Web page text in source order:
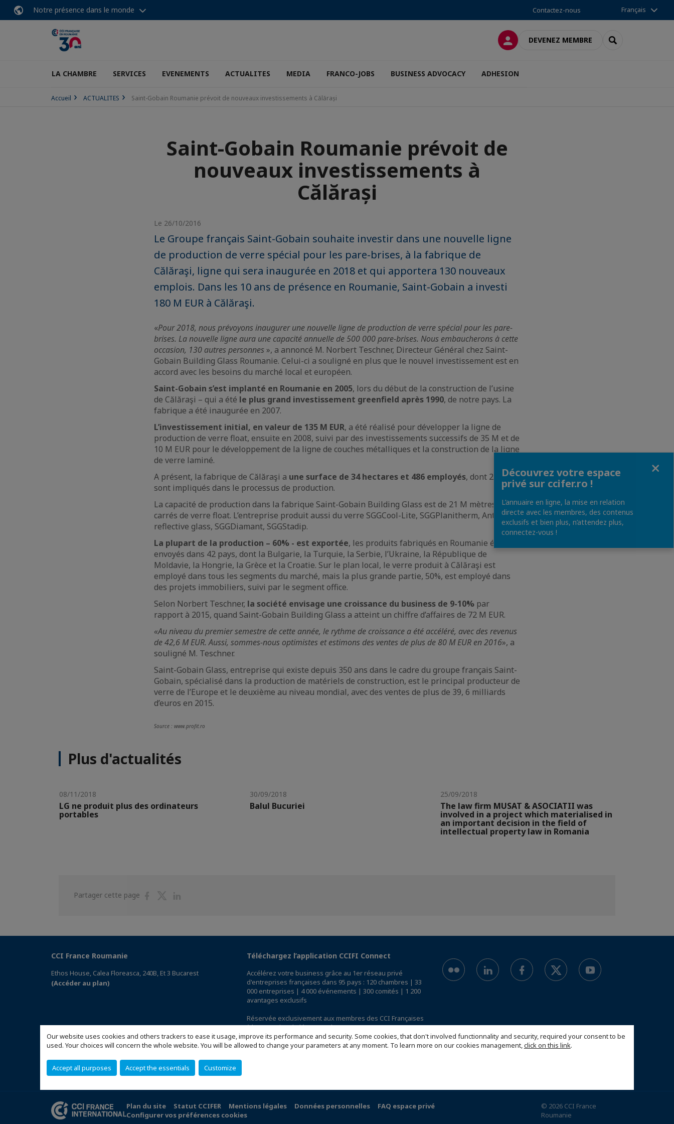
Our website uses cookies and others trackers to ease it usage, improve its performance and security. Some cookies, that don't involved functionnality and security, required your consent to be
used. Your choices will concern the whole website. You will be allowed to change your parameters at any moment. To learn more on our cookies management,click on this link.
Accept all purposes Accept the essentials Customize
Notre présence dans le monde Contactez-nous Français
CONNEXIONDEVENEZ MEMBRE RECHERCHER
LA CHAMBRE SERVICES EVENEMENTS ACTUALITES MEDIA FRANCO-JOBS BUSINESS ADVOCACY ADHESION
Accueil ACTUALITES Saint-Gobain Roumanie prévoit de nouveaux investissements à Călărași
Saint-Gobain Roumanie prévoit de
nouveaux investissements à
Călărași
Le 26/10/2016
Le Groupe français Saint-Gobain souhaite investir dans une nouvelle ligne
de production de verre spécial pour les pare-brises, à la fabrique de
Călăraşi, ligne qui sera inaugurée en 2018 et qui apportera 130 nouveaux
emplois. Dans les 10 ans de présence en Roumanie, Saint-Gobain a investi
180 M EUR à Călăraşi.
«Pour 2018, nous prévoyons inaugurer une nouvelle ligne de production de verre spécial pour les pare-
brises. La nouvelle ligne aura une capacité annuelle de 500 000 pare-brises. Nous embaucherons à cette
occasion, 130 autres personnes », a annoncé M. Norbert Teschner, Directeur Général chez Saint-
Gobain Building Glass Roumanie. Celui-ci a souligné en plus que le nouvel investissement est en
accord avec les besoins du marché local et européen.
Saint-Gobain s’est implanté en Roumanie en 2005, lors du début de la construction de l’usine
de Călăraşi – qui a été le plus grand investissement greenfield après 1990, de notre pays. La
fabrique a été inaugurée en 2007.
L’investissement initial, en valeur de 135 M EUR, a été réalisé pour développer la ligne de
production de verre float, ensuite en 2008, suivi par des investissements successifs de 35 M et de
10 M EUR pour le développement de la ligne de couches métalliques et la construction de la ligne
de verre laminé.
A présent, la fabrique de Călăraşi a une surface de 34 hectares et 486 employés, dont 249
sont impliqués dans le processus de production.
La capacité de production dans la fabrique Saint-Gobain Building Glass est de 21 M mètres
carrés de verre float. L’entreprise produit aussi du verre SGGCool-Lite, SGGPlanitherm, Anti-
reflective glass, SGGDiamant, SGGStadip.
La plupart de la production – 60% - est exportée, les produits fabriqués en Roumanie étant
envoyés dans 42 pays, dont la Bulgarie, la Turquie, la Serbie, l’Ukraine, la République de
Moldavie, la Hongrie, la Grèce et la Croatie. Sur le plan local, le verre produit à Călăraşi est
employé dans tous les segments du marché, mais la plus grande partie, 50%, est employé dans
des projets immobiliers, suivi par le segment office.
Selon Norbert Teschner, la société envisage une croissance du business de 9-10% par
rapport à 2015, quand Saint-Gobain Building Glass a atteint un chiffre d’affaires de 72 M EUR.
«Au niveau du premier semestre de cette année, le rythme de croissance a été accéléré, avec des revenus
de 42,6 M EUR. Aussi, sommes-nous optimistes et estimons des ventes de plus de 80 M EUR en 2016», a
souligné M. Teschner.
Saint-Gobain Glass, entreprise qui existe depuis 350 ans dans le cadre du groupe français Saint-
Gobain, spécialisé dans la production de matériels de construction, est le principal producteur de
verre de l’Europe et le deuxième au niveau mondial, avec des ventes de plus de 39, 6 milliards
d’euros en 2015.
Source : www.profit.ro
Plus d'actualités
08/11/2018
LG ne produit plus des ordinateurs
portables
30/09/2018
Balul Bucuriei
25/09/2018
The law firm MUSAT & ASOCIATII was
involved in a project which materialised in
an important decision in the field of
intellectual property law in Romania
Partager cette page
PartagerPartager
CCI France Roumanie
Ethos House, Calea Floreasca, 240B, Et 3 Bucarest
(Accéder au plan)
Téléchargez l’application CCIFI Connect
Accélérez votre business grâce au 1er réseau privé
d'entreprises françaises dans 95 pays : 120 chambres | 33
000 entreprises | 4 000 événements | 300 comités | 1 200
avantages exclusifs
Réservée exclusivement aux membres des CCI Françaises
à l'International,découvrez l'app CCIFI Connect.
Plan du site Statut CCIFER Mentions légales Données personnelles
FAQ espace privé
Configurer vos préférences cookies
© 2026 CCI France
Roumanie
Découvrez votre espace
privé sur ccifer.ro !
L’annuaire en ligne, la mise en relation
directe avec les membres, des contenus
exclusifs et bien plus, n’attendez plus,
connectez-vous !